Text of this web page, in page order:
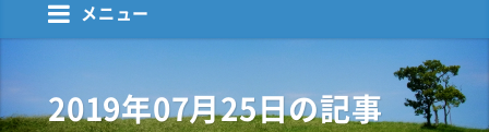
メニュー
2019年07月25日の記事